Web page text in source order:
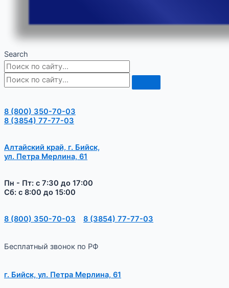
Search
8 (800) 350-70-03
8 (3854) 77-77-03
Алтайский край, г. Бийск,
ул. Петра Мерлина, 61
Пн - Пт: с 7:30 до 17:00
Сб: с 8:00 до 15:00
8 (800) 350-70-03 8 (3854) 77-77-03
Бесплатный звонок по РФ
г. Бийск, ул. Петра Мерлина, 61